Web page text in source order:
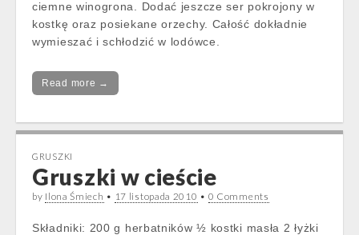
ciemne winogrona. Dodać jeszcze ser pokrojony w
kostkę oraz posiekane orzechy. Całość dokładnie
wymieszać i schłodzić w lodówce.
Read more →
GRUSZKI
Gruszki w cieście
by Ilona Śmiech • 17 listopada 2010 • 0 Comments
Składniki: 200 g herbatników ½ kostki masła 2 łyżki